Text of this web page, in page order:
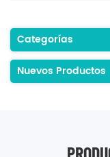
Categorías
Nuevos Productos